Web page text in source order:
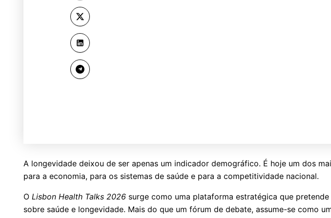
A longevidade deixou de ser apenas um indicador demográfico. É hoje um dos
para a economia, para os sistemas de saúde e para a competitividade nacional.
O Lisbon Health Talks 2026 surge como uma plataforma estratégica que
sobre saúde e longevidade. Mais do que um fórum de debate, assume-se como